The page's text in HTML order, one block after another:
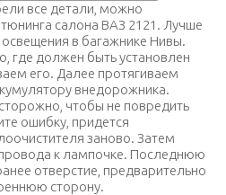
все детали, можно
салона ВАЗ 2121. Лучше
в багажнике Нивы.
где должен быть установлен
его. Далее протягиваем
внедорожника.
чтобы не повредить
ошибку, придется
заново. Затем
к лампочке. Последнюю
отверстие, предварительно
сторону.